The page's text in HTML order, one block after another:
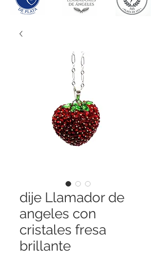
dije Llamador de
angeles con
cristales fresa
brillante